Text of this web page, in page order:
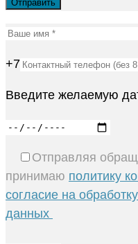
+7
Введите желаемую
Отправляя
принимаю политику
согласие на
данных